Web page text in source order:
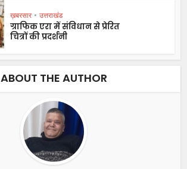
ख़बरसार • उत्तराखंड
ग्राफिक एरा में संविधान से प्रेरित
चित्रों की प्रदर्शनी
ABOUT THE AUTHOR